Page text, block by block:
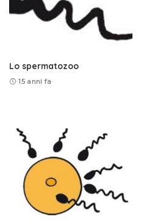
Lo spermatozoo
15 anni fa